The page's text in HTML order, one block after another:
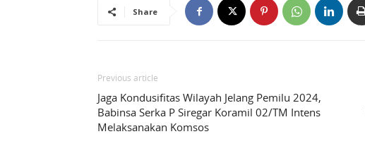
Share
Previous article
Jaga Kondusifitas Wilayah Jelang Pemilu 2024,
Babinsa Serka P Siregar Koramil 02/TM Intens
Melaksanakan Komsos